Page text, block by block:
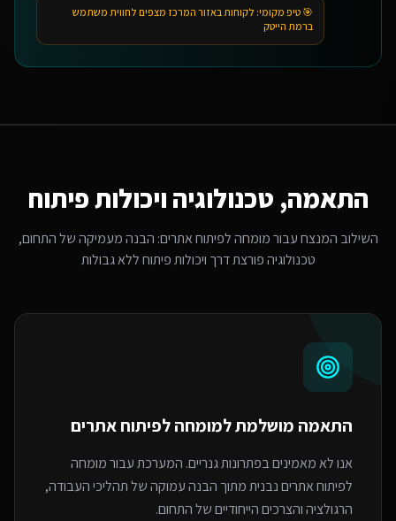
🎯 טיפ מקומי: לקוחות באזור המרכז מצפים לחווית משתמש
ברמת הייטק
התאמה, טכנולוגיה ויכולות פיתוח
השילוב המנצח עבורמומחה לפיתוח אתרים: הבנה מעמיקה של התחום,
טכנולוגיה פורצת דרך ויכולות פיתוח ללא גבולות
התאמה מושלמת למומחה לפיתוח אתרים
אנו לא מאמינים בפתרונות גנריים. המערכת עבור מומחה
לפיתוח אתרים נבנית מתוך הבנה עמוקה של תהליכי העבודה,
הרגולציה והצרכים הייחודיים של התחום.